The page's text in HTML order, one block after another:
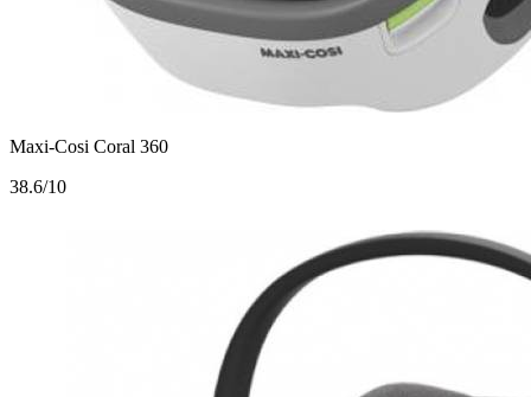
Maxi-Cosi Coral 360
38.6/10